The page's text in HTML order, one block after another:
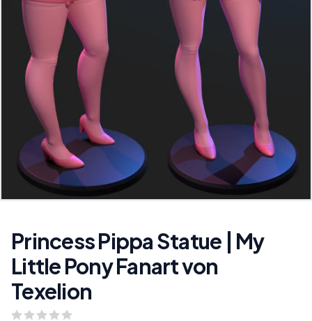
Princess Pippa Statue | My
Little Pony Fanart von
Texelion